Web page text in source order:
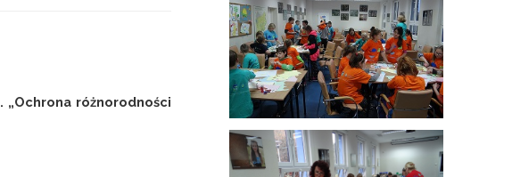
. „Ochrona różnorodności